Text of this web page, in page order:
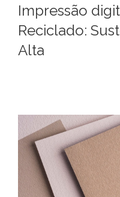
Impressão
Reciclado:
Alta